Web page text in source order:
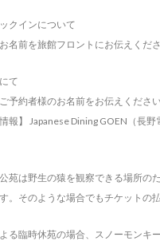
クインについて
名前を旅館フロントにお伝えくださ
て
予約者様のお名前をお伝えください
報】 Japanese Dining GOEN（長野
苑は野生の猿を観察できる場所の
。そのような場合でもチケットの
る臨時休苑の場合、スノーモンキ